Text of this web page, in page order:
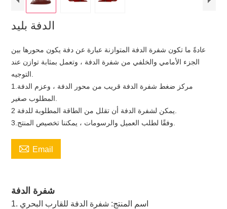
الدفة بليد
عادةً ما تكون شفرة الدفة المتوازنة عبارة عن دفة يكون محورها بين
الجزء الأمامي والخلفي من شفرة الدفة ، وتعمل بمثابة توازن عند
1.مركز ضغط شفرة الدفة قريب من محور الدفة ، وعزم الدفة
 Email
شفرة الدفة
1. اسم المنتج: شفرة الدفة للقارب البحري